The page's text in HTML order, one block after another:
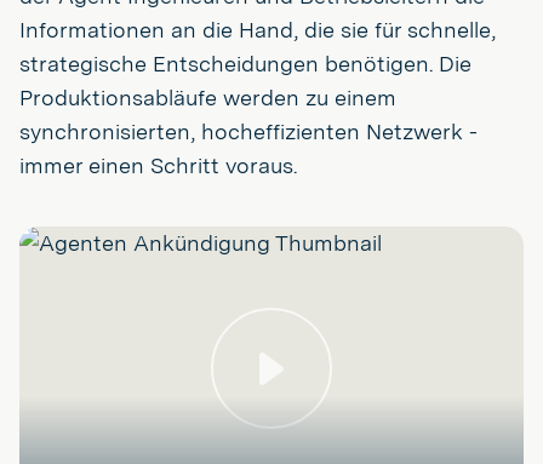
Informationen an die Hand, die sie für schnelle,
strategische Entscheidungen benötigen. Die
Produktionsabläufe werden zu einem
synchronisierten, hocheffizienten Netzwerk -
immer einen Schritt voraus.